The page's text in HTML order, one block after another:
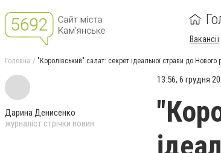
Вакансії
Головна "Королівський" салат: секрет ідеальної страви до Нового
Дарина Денисенко
журналіст стрічки новин
13:56, 6 грудня